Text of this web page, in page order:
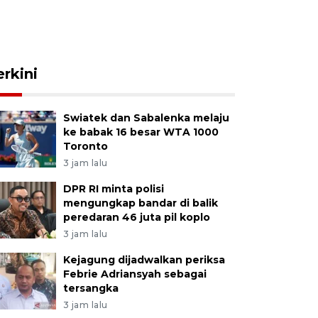
Swiatek dan Sabalenka melaju
ke babak 16 besar WTA 1000
Toronto
3 jam lalu
DPR RI minta polisi
mengungkap bandar di balik
peredaran 46 juta pil koplo
3 jam lalu
Kejagung dijadwalkan periksa
Febrie Adriansyah sebagai
tersangka
3 jam lalu